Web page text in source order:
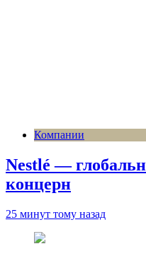
Компании
Nestlé —
концерн
25 минут тому назад